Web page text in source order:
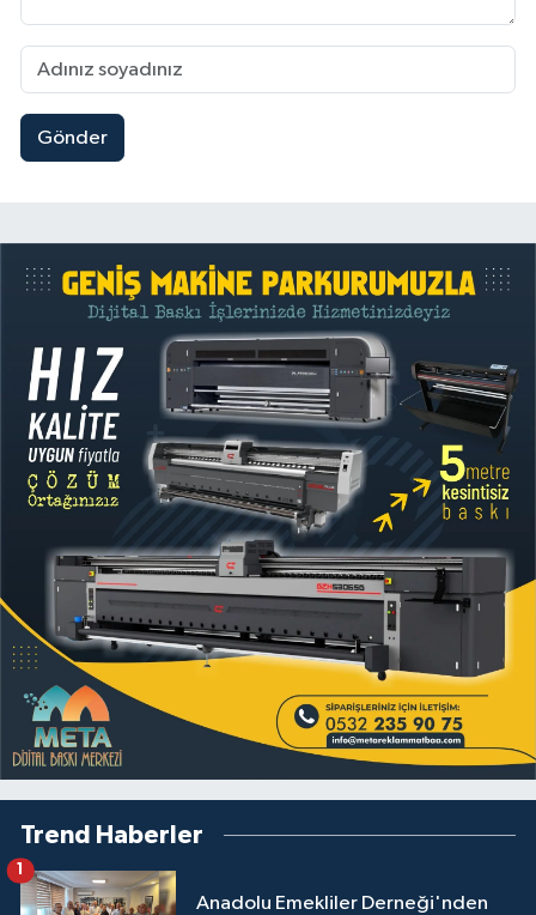
Gönder
Trend Haberler
Anadolu Emekliler Derneği'nden
1